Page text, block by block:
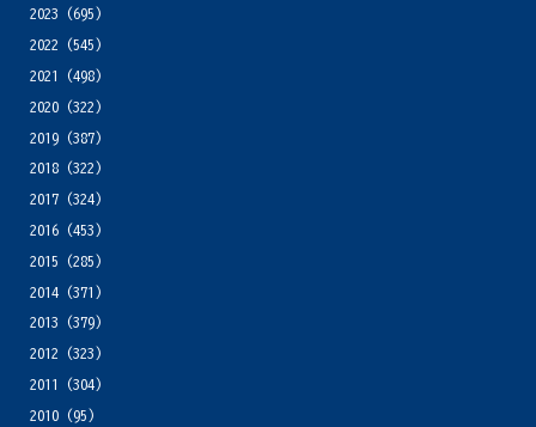
2023 (695)
2022 (545)
2021
(498)
2020(322)
2019(387)
2018(322)
2017(324)
2016(453)
2015 (285)
2014(371)
2013 (379)
2012 (323)
2011
(304)
2010(95)